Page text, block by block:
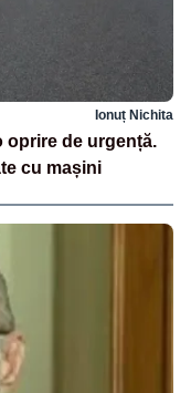
Ionuț Nichita
oprire de urgență.
cu mașini